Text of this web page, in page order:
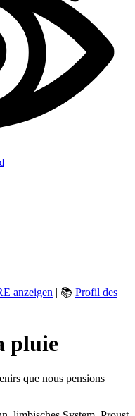
anzeigen | 📚 Profil des
pluie
que nous pensions